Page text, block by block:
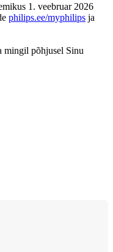
1. veebruar 2026
philips.ee/myphilips ja
mingil põhjusel Sinu